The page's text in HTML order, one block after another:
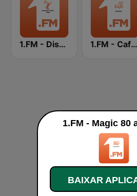
1.FM - Disco Ball 70s & 80s 1.FM - Cafe Radio
1.FM - Magic 80
BAIXAR